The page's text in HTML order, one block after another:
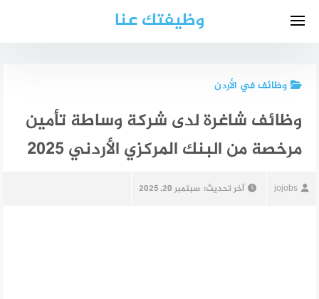
وظيفتك عنا
وظائف في الأردن
وظائف شاغرة لدى شركة وساطة تأمين
مرخصة من البنك المركزي الأردني 2025
jojobs آخر تحديث: سبتمبر 20, 2025